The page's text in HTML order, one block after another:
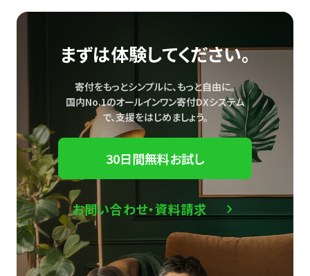
まずは体験してください。
寄付をもっとシンプルに、もっと自由に。
国内No.1のオールインワン寄付DXシステム
で、支援をはじめましょう。
30日間無料お試し
お問い合わせ・資料請求